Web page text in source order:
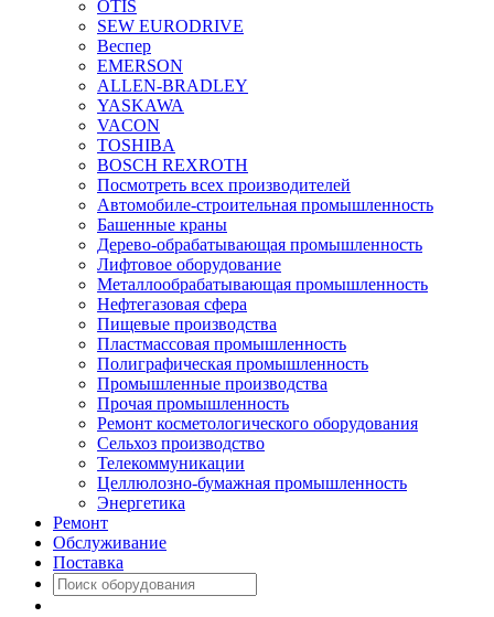
OTIS
SEW EURODRIVE
Веспер
EMERSON
ALLEN-BRADLEY
YASKAWA
VACON
TOSHIBA
BOSCH REXROTH
Посмотреть всех производителей
Автомобиле-строительная промышленность
Башенные краны
Дерево-обрабатывающая промышленность
Лифтовое оборудование
Металлообрабатывающая промышленность
Нефтегазовая сфера
Пищевые производства
Пластмассовая промышленность
Полиграфическая промышленность
Промышленные производства
Прочая промышленность
Ремонт косметологического оборудования
Сельхоз производство
Телекоммуникации
Целлюлозно-бумажная промышленность
Энергетика
Ремонт
Обслуживание
Поставка